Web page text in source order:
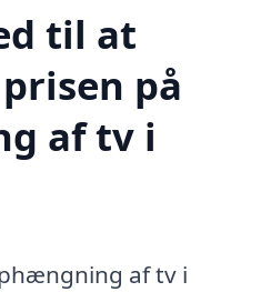
til at
på
af tv i
af tv i